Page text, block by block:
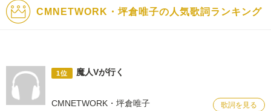
CMNETWORK・坪倉唯子の人気歌詞ランキング
1位 魔人Vが行く
CMNETWORK・坪倉唯子 歌詞を見る